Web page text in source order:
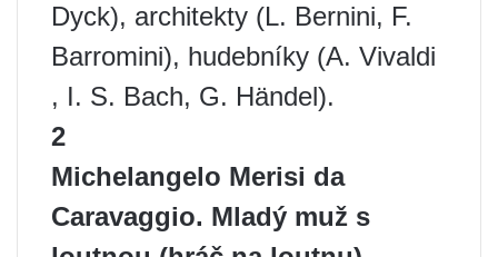
Dyck), architekty (L. Bernini, F.
Barromini), hudebníky (A. Vivaldi
, I. S. Bach, G. Händel).
2
Michelangelo Merisi da
Caravaggio. Mladý muž s